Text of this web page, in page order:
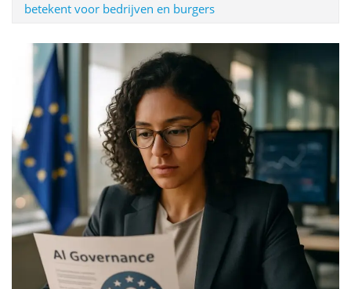
betekent voor bedrijven en burgers